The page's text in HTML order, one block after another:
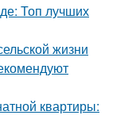
Топ лучших
жизни
квартиры: